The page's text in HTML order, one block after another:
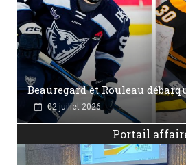
Beauregard et Rouleau
02 juillet 2026
Portail